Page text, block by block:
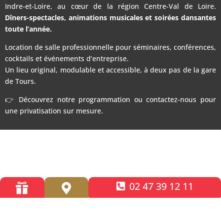
Indre-et-Loire, au cœur de la région Centre-Val de Loire.
Dîners-spectacles, animations musicales et soirées dansantes
toute l’année.
Location de salle professionnelle pour séminaires, conférences,
cocktails et événements d’entreprise.
Un lieu original, modulable et accessible, à deux pas de la gare
de Tours.
👉 Découvrez notre programmation ou contactez-nous pour
une privatisation sur mesure.
  02 47 39 12 11